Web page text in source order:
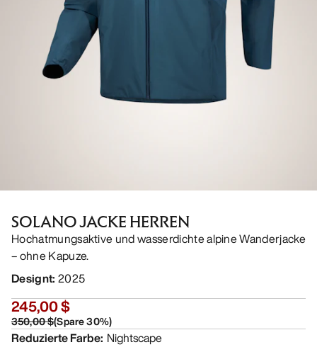
SOLANO JACKE HERREN
Hochatmungsaktive und wasserdichte alpine Wanderjacke
– ohne Kapuze.
Designt: 2025
245,00 $
350,00 $(Spare30%)
Reduzierte Farbe: Nightscape